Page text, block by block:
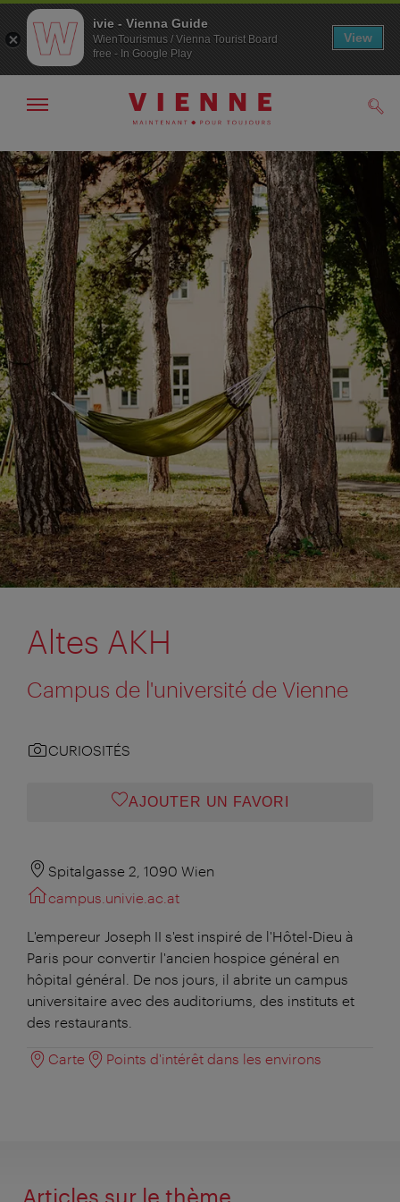
Navigation
Contenu
Afficher
la
navigation
Altes AKH
Campus de l'université de Vienne
CURIOSITÉS
AJOUTER UN FAVORI
Spitalgasse 2, 1090 Wien
campus.univie.ac.at
L'empereur Joseph II s'est inspiré de l'Hôtel-Dieu à
Paris pour convertir l'ancien hospice général en
hôpital général. De nos jours, il abrite un campus
universitaire avec des auditoriums, des instituts et
des restaurants.
Carte Points d'intérêt dans les environs
Articles sur le thème
ivie - Vienna Guide
WienTourismus / Vienna Tourist Board
free - In Google Play
View